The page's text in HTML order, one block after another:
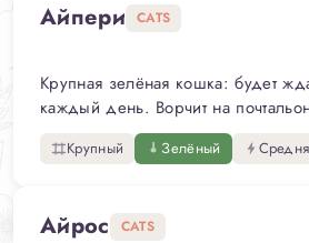
Айпери CATS
Крупная зелёная кошка: будет
каждый день. Ворчит на
Крупный Зелёный
Айрос CATS